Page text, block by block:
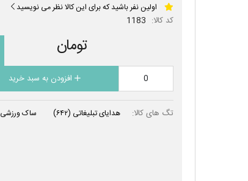
اولین نفر باشید که برای این کالا نظر می نویسید
کد کالا: 1183
تومان
افزودن به سبد خرید
تگ های کالا: هدایای تبلیغاتی (۶۴۲) ساک ورزشی